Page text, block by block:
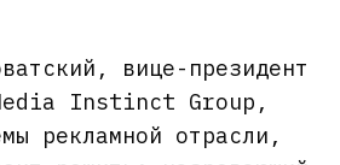
вице-президент
Instinct Group,
рекламной отрасли,